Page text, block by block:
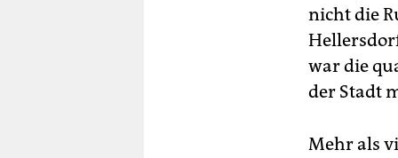
nicht die
war die
der Stadt
Mehr als